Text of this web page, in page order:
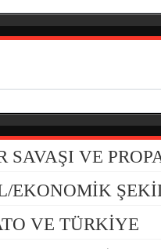
SAVAŞI VE
EKONOMİK
VE TÜRKİYE